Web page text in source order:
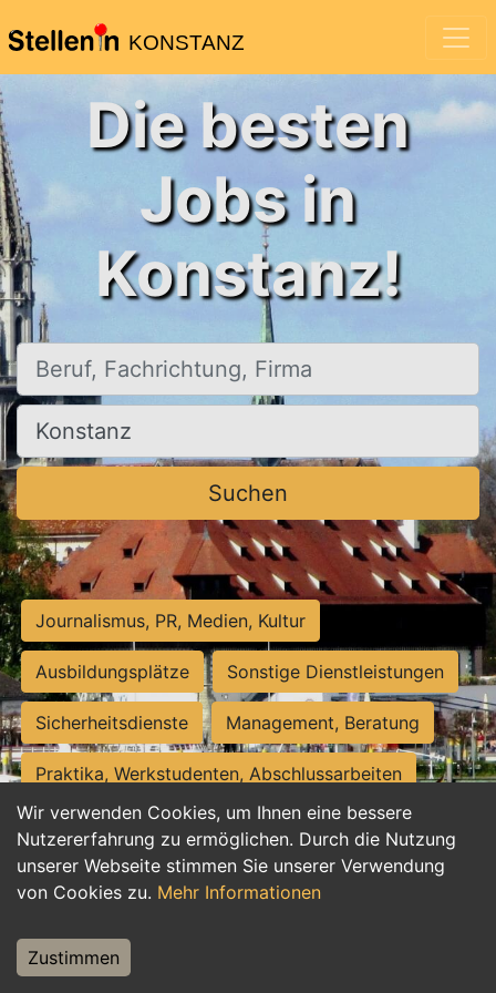
KONSTANZ
Wir verwenden Cookies, um Ihnen eine bessere
Nutzererfahrung zu ermöglichen. Durch die Nutzung
unserer Webseite stimmen Sie unserer Verwendung
von Cookies zu. Mehr Informationen
Zustimmen
Die besten
Jobs in
Konstanz!
Beruf, Fachrichtung, Firma
Ort, Stadt
Suchen
Journalismus, PR, Medien, Kultur
Ausbildungsplätze Sonstige Dienstleistungen
Sicherheitsdienste Management, Beratung
Praktika, Werkstudenten, Abschlussarbeiten
Personalwesen Assistenz, Sekretariat
Hilfskräfte, Aushilfs- und Nebenjobs
Weiterbildung, Studium, duale Ausbildung